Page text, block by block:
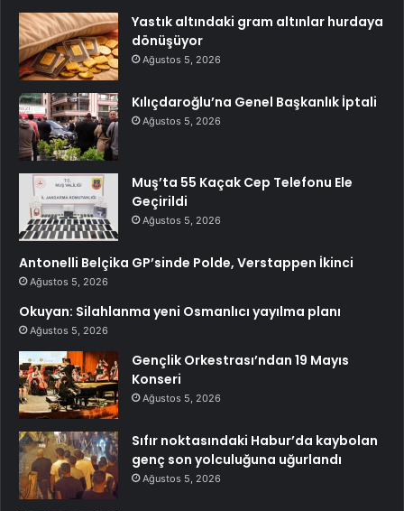
Yastık altındaki gram altınlar hurdaya
dönüşüyor
Ağustos 5, 2026
Kılıçdaroğlu’na Genel Başkanlık İptali
Ağustos 5, 2026
Muş’ta 55 Kaçak Cep Telefonu Ele
Geçirildi
Ağustos 5, 2026
Antonelli Belçika GP’sinde Polde, Verstappen İkinci
Ağustos 5, 2026
Okuyan: Silahlanma yeni Osmanlıcı yayılma planı
Ağustos 5, 2026
Gençlik Orkestrası’ndan 19 Mayıs
Konseri
Ağustos 5, 2026
Sıfır noktasındaki Habur’da kaybolan
genç son yolculuğuna uğurlandı
Ağustos 5, 2026